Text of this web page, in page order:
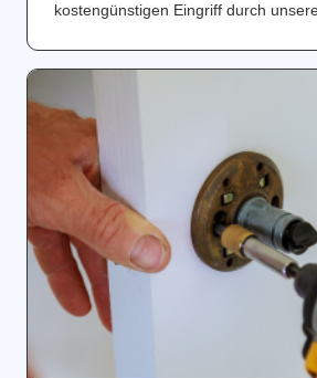
kostengünstigen Eingriff durch